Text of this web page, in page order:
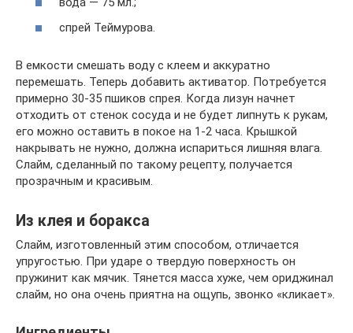
спрей Теймурова.
В емкости смешать воду с клеем и аккуратно
перемешать. Теперь добавить активатор. Потребуется
примерно 30-35 пшиков спрея. Когда лизун начнет
отходить от стенок сосуда и не будет липнуть к рукам,
его можно оставить в покое на 1-2 часа. Крышкой
накрывать не нужно, должна испариться лишняя влага.
Слайм, сделанный по такому рецепту, получается
прозрачным и красивым.
Из клея и боракса
Слайм, изготовленный этим способом, отличается
упругостью. При ударе о твердую поверхность он
пружинит как мячик. Тянется масса хуже, чем ориджинал
слайм, но она очень приятна на ощупь, звонко «кликает».